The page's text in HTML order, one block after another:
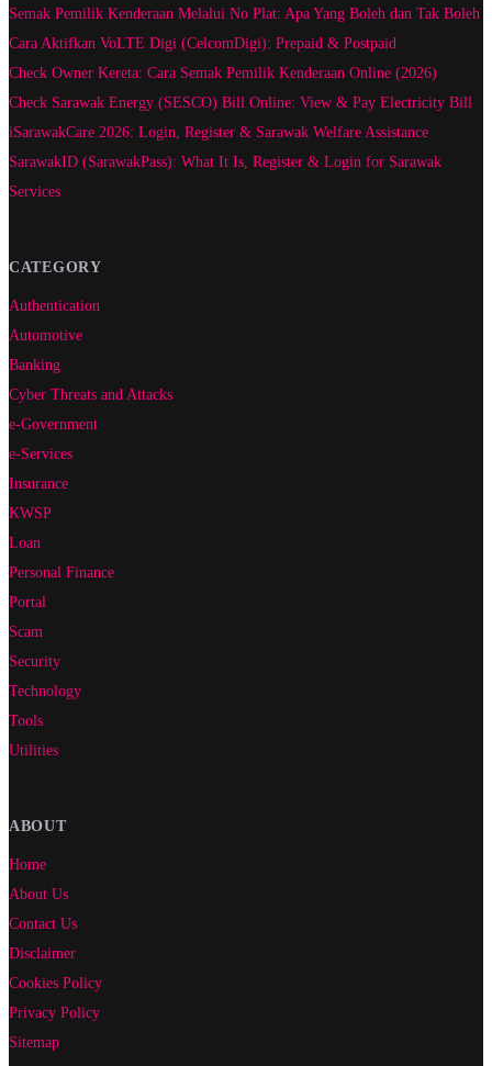
Semak Pemilik Kenderaan Melalui No Plat: Apa Yang Boleh dan Tak Boleh
Cara Aktifkan VoLTE Digi (CelcomDigi): Prepaid & Postpaid
Check Owner Kereta: Cara Semak Pemilik Kenderaan Online (2026)
Check Sarawak Energy (SESCO) Bill Online: View & Pay Electricity Bill
iSarawakCare 2026: Login, Register & Sarawak Welfare Assistance
SarawakID (SarawakPass): What It Is, Register & Login for Sarawak
Services
CATEGORY
Authentication
Automotive
Banking
Cyber Threats and Attacks
e-Government
e-Services
Insurance
KWSP
Loan
Personal Finance
Portal
Scam
Security
Technology
Tools
Utilities
ABOUT
Home
About Us
Contact Us
Disclaimer
Cookies Policy
Privacy Policy
Sitemap